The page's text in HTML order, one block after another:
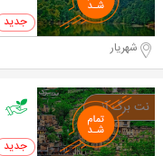
0 خرید
شهریار
0 خرید